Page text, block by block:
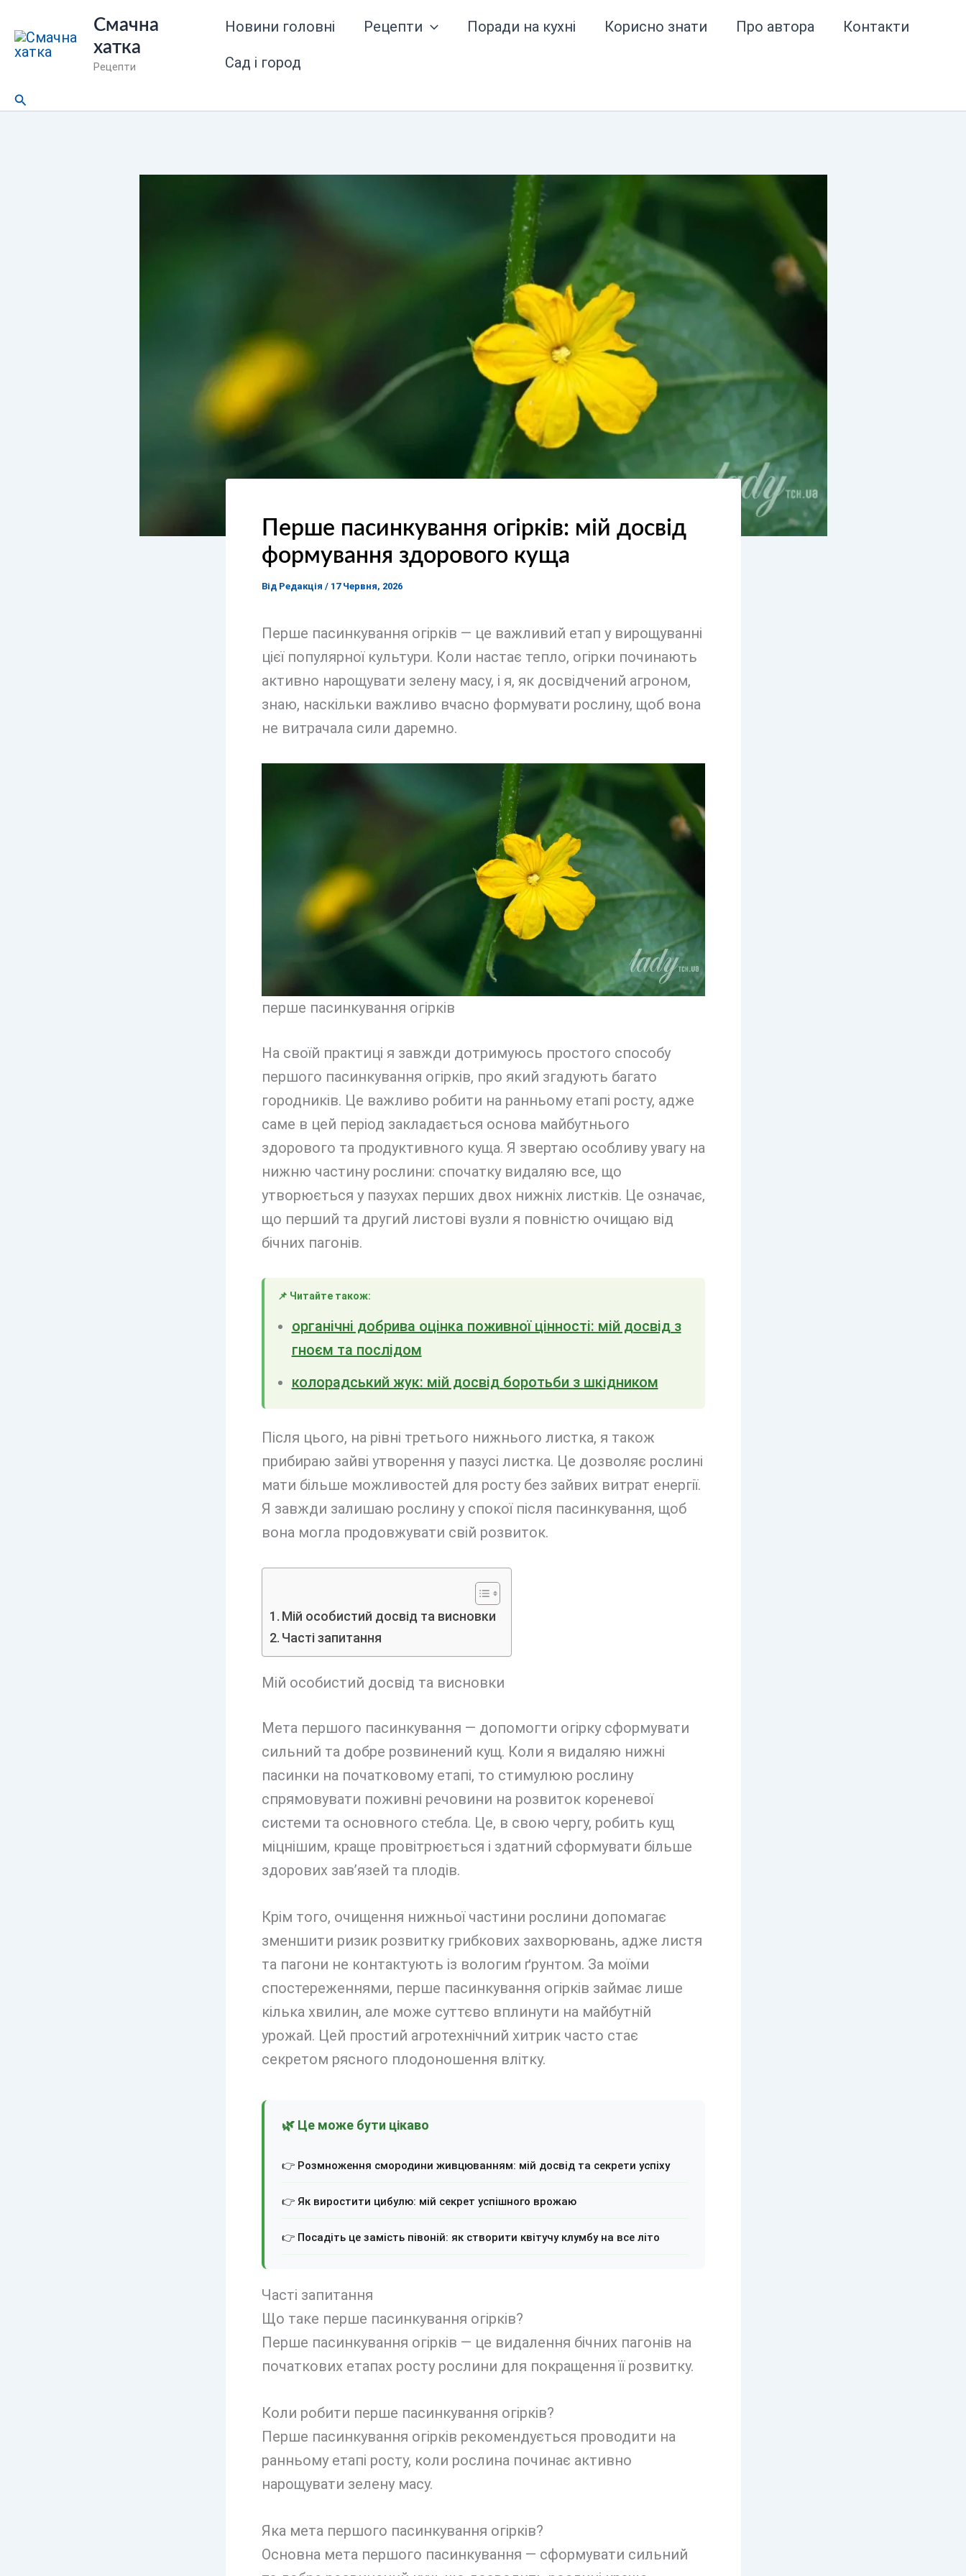
до
вмісту
Смачна
хатка
Рецепти
Новини головні Рецепти Поради на кухні Корисно знати Про автора Контакти
Сад і город
Пошук
Перше пасинкування огірків: мій досвід
формування здорового куща
Від Редакція / 17 Червня, 2026
Перше пасинкування огірків — це важливий етап у вирощуванні
цієї популярної культури. Коли настає тепло, огірки починають
активно нарощувати зелену масу, і я, як досвідчений агроном,
знаю, наскільки важливо вчасно формувати рослину, щоб вона
не витрачала сили даремно.
перше пасинкування огірків
На своїй практиці я завжди дотримуюсь простого способу
першого пасинкування огірків, про який згадують багато
городників. Це важливо робити на ранньому етапі росту, адже
саме в цей період закладається основа майбутнього
здорового та продуктивного куща. Я звертаю особливу увагу на
нижню частину рослини: спочатку видаляю все, що
утворюється у пазухах перших двох нижніх листків. Це означає,
що перший та другий листові вузли я повністю очищаю від
бічних пагонів.
📌 Читайте також:
органічні добрива оцінка поживної цінності: мій досвід з
гноєм та послідом
колорадський жук: мій досвід боротьби з шкідником
Після цього, на рівні третього нижнього листка, я також
прибираю зайві утворення у пазусі листка. Це дозволяє рослині
мати більше можливостей для росту без зайвих витрат енергії.
Я завжди залишаю рослину у спокої після пасинкування, щоб
вона могла продовжувати свій розвиток.
Мій особистий досвід та висновки
Часті запитання
Мій особистий досвід та висновки
Мета першого пасинкування — допомогти огірку сформувати
сильний та добре розвинений кущ. Коли я видаляю нижні
пасинки на початковому етапі, то стимулюю рослину
спрямовувати поживні речовини на розвиток кореневої
системи та основного стебла. Це, в свою чергу, робить кущ
міцнішим, краще провітрюється і здатний сформувати більше
здорових зав’язей та плодів.
Крім того, очищення нижньої частини рослини допомагає
зменшити ризик розвитку грибкових захворювань, адже листя
та пагони не контактують із вологим ґрунтом. За моїми
спостереженнями, перше пасинкування огірків займає лише
кілька хвилин, але може суттєво вплинути на майбутній
урожай. Цей простий агротехнічний хитрик часто стає
секретом рясного плодоношення влітку.
🌿 Це може бути цікаво
👉 Розмноження смородини живцюванням: мій досвід та секрети успіху
👉 Як виростити цибулю: мій секрет успішного врожаю
👉 Посадіть це замість півоній: як створити квітучу клумбу на все літо
Часті запитання
Що таке перше пасинкування огірків?
Перше пасинкування огірків — це видалення бічних пагонів на
початкових етапах росту рослини для покращення її розвитку.
Коли робити перше пасинкування огірків?
Перше пасинкування огірків рекомендується проводити на
ранньому етапі росту, коли рослина починає активно
нарощувати зелену масу.
Яка мета першого пасинкування огірків?
Основна мета першого пасинкування — сформувати сильний